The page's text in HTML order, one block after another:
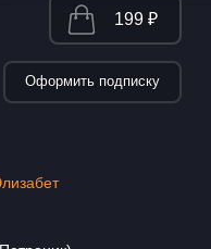
199 ₽
Оформить подписку